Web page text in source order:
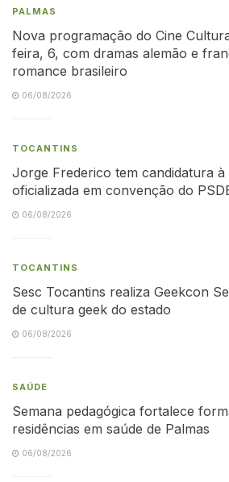
PALMAS
Nova programação do Cine
feira, 6, com dramas alemão e
romance brasileiro
06/08/2026
TOCANTINS
Jorge Frederico tem candidatura à
oficializada em convenção do
06/08/2026
TOCANTINS
Sesc Tocantins realiza Geekcon
de cultura geek do estado
06/08/2026
SAÚDE
Semana pedagógica fortalece
residências em saúde de Palmas
06/08/2026